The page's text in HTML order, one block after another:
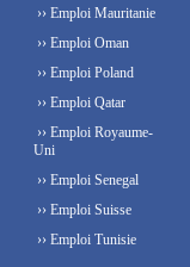
›› Emploi Mauritanie
›› Emploi Oman
›› Emploi Poland
›› Emploi Qatar
›› Emploi Royaume-
Uni
›› Emploi Senegal
›› Emploi Suisse
›› Emploi Tunisie